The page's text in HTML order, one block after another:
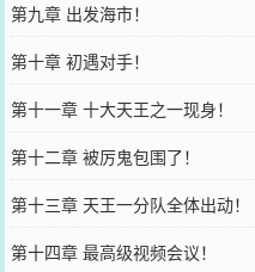
第九章 出发海市！
第十章 初遇对手！
第十一章 十大天王之一现身！
第十二章 被厉鬼包围了！
第十三章 天王一分队全体出动！
第十四章 最高级视频会议！